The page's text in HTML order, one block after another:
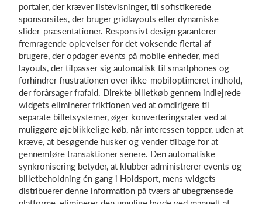
portaler, der kræver listevisninger, til sofistikerede
sponsorsites, der bruger gridlayouts eller dynamiske
slider-præsentationer. Responsivt design garanterer
fremragende oplevelser for det voksende flertal af
brugere, der opdager events på mobile enheder, med
layouts, der tilpasser sig automatisk til smartphones og
forhindrer frustrationen over ikke-mobiloptimeret indhold,
der forårsager frafald. Direkte billetkøb gennem indlejrede
widgets eliminerer friktionen ved at omdirigere til
separate billetsystemer, øger konverteringsrater ved at
muliggøre øjeblikkelige køb, når interessen topper, uden at
kræve, at besøgende husker og vender tilbage for at
gennemføre transaktioner senere. Den automatiske
synkronisering betyder, at klubber administrerer events og
billetbeholdning én gang i Holdsport, mens widgets
distribuerer denne information på tværs af ubegrænsede